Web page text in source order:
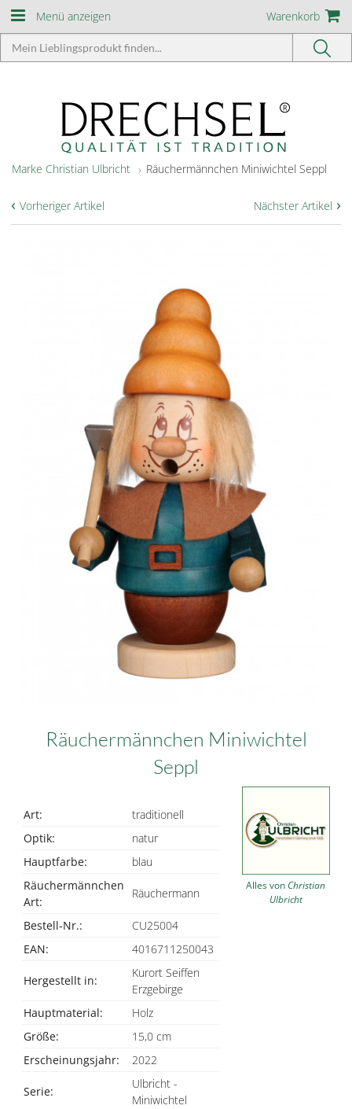
Menü anzeigen Warenkorb
Marke Christian Ulbricht Räuchermännchen Miniwichtel Seppl
Nächster Artikel ›
‹ Vorheriger Artikel
Räuchermännchen Miniwichtel
Seppl
Art:
traditionell
Optik:
natur
Hauptfarbe:
blau
Räuchermännchen
Art:
Räuchermann
Bestell-Nr.:
CU25004
EAN:
4016711250043
Hergestellt in:
Kurort Seiffen
Erzgebirge
Hauptmaterial:
Holz
Größe:
15,0 cm
Erscheinungsjahr:
2022
Serie:
Ulbricht -
Miniwichtel
Alles von Christian
Ulbricht